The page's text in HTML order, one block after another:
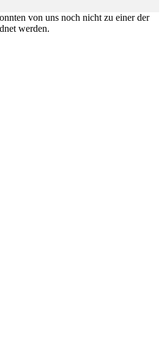
von uns noch nicht zu einer der
werden.